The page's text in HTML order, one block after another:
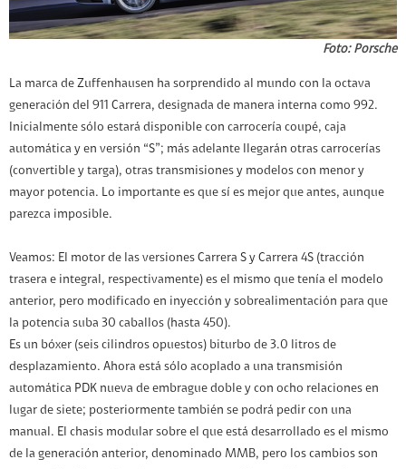
Foto: Porsche
La marca de Zuffenhausen ha sorprendido al mundo con la octava
generación del 911 Carrera, designada de manera interna como 992.
Inicialmente sólo estará disponible con carrocería coupé, caja
automática y en versión “S”; más adelante llegarán otras carrocerías
(convertible y targa), otras transmisiones y modelos con menor y
mayor potencia. Lo importante es que sí es mejor que antes, aunque
parezca imposible.
Veamos: El motor de las versiones Carrera S y Carrera 4S (tracción
trasera e integral, respectivamente) es el mismo que tenía el modelo
anterior, pero modificado en inyección y sobrealimentación para que
la potencia suba 30 caballos (hasta 450).
Es un bóxer (seis cilindros opuestos) biturbo de 3.0 litros de
desplazamiento. Ahora está sólo acoplado a una transmisión
automática PDK nueva de embrague doble y con ocho relaciones en
lugar de siete; posteriormente también se podrá pedir con una
manual. El chasis modular sobre el que está desarrollado es el mismo
de la generación anterior, denominado MMB, pero los cambios son